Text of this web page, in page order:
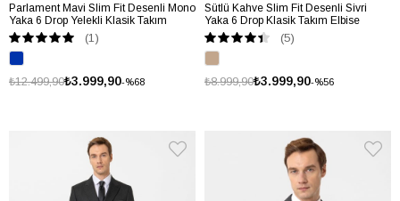
Parlament Mavi Slim Fit Desenli Mono
Yaka 6 Drop Yelekli Klasik Takım
Elbise
(1)
%68
₺3.999,90
₺12.499,90
Sütlü Kahve Slim Fit Desenli Sivri
Yaka 6 Drop Klasik Takım Elbise
(5)
%56
₺3.999,90
₺8.999,90